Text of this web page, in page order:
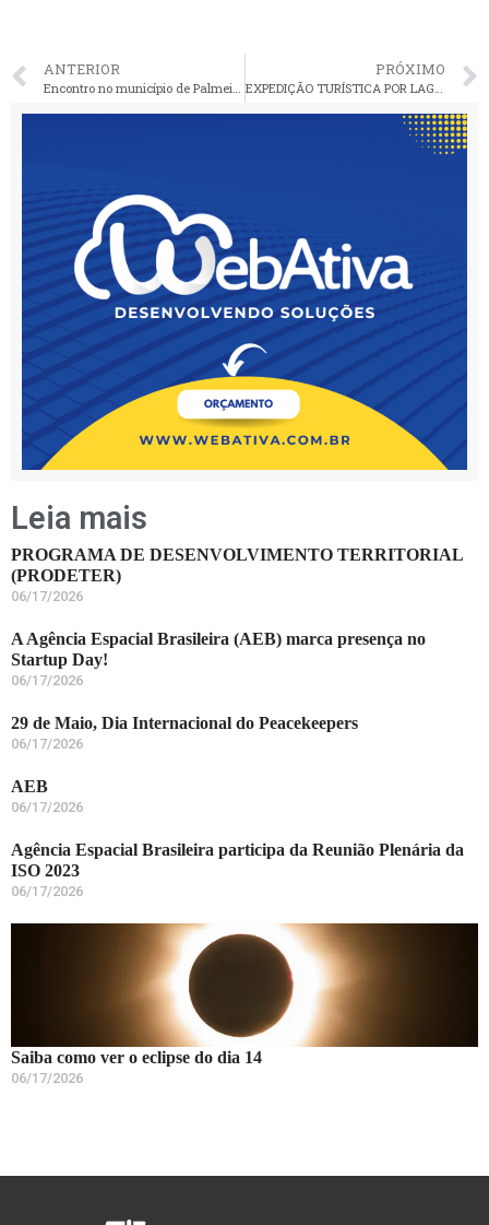
ANTERIOR PRÓXIMO
Leia mais
PROGRAMA DE DESENVOLVIMENTO TERRITORIAL
(PRODETER)
06/17/2026
A Agência Espacial Brasileira (AEB) marca presença no
Startup Day!
06/17/2026
29 de Maio, Dia Internacional do Peacekeepers
06/17/2026
AEB
06/17/2026
Agência Espacial Brasileira participa da Reunião Plenária da
ISO 2023
06/17/2026
Saiba como ver o eclipse do dia 14
06/17/2026